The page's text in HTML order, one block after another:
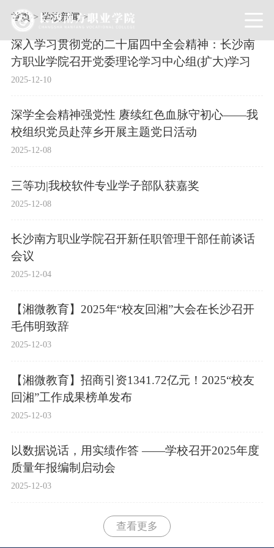
首页 > 学校新闻>
深入学习贯彻党的二十届四中全会精神：长沙南
方职业学院召开党委理论学习中心组(扩大)学习
2025-12-10
深学全会精神强党性 赓续红色血脉守初心——我
校组织党员赴萍乡开展主题党日活动
2025-12-08
三等功|我校软件专业学子部队获嘉奖
2025-12-08
长沙南方职业学院召开新任职管理干部任前谈话
会议
2025-12-04
【湘微教育】2025年“校友回湘”大会在长沙召开
毛伟明致辞
2025-12-03
【湘微教育】招商引资1341.72亿元！2025“校友
回湘”工作成果榜单发布
2025-12-03
以数据说话，用实绩作答 ——学校召开2025年度
质量年报编制启动会
2025-12-03
查看更多